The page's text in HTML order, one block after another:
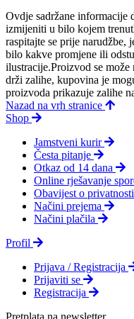
Ovdje sadržane informacije
izmijeniti u bilo kojem
raspitajte se prije narudžbe,
bilo kakve promjene ili
ilustracije.Proizvod se
drži zalihe, kupovina je
proizvoda prikazuje zalihe
Nazad na vrh stranice
Shop
Jamstveni kurir
Česta pitanje
Otkaz od 14 dana
Online rješavanje
Obavijest o privatnosti
Načini prejema
Načini plačila
Profil
Prijava / Registracija
Prijaviti se
Registracija